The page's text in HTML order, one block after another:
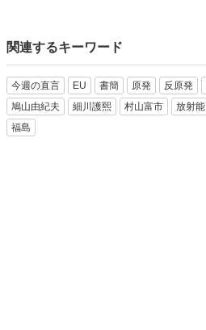
関連するキーワード
今週の直言 EU 書簡 原発 反原発
鳩山由紀夫
細川護熙 村山富市 放射能
福島